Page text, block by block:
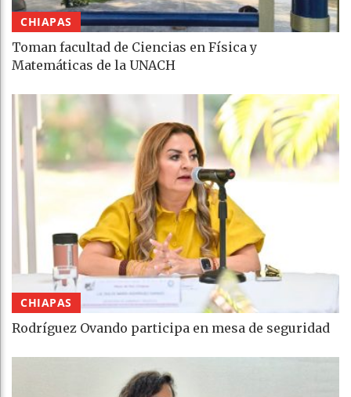
CHIAPAS
Toman facultad de Ciencias en Física y
Matemáticas de la UNACH
CHIAPAS
Rodríguez Ovando participa en mesa de seguridad